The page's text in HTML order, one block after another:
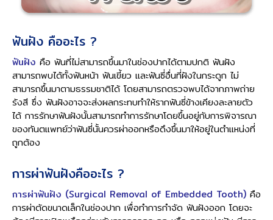
ฟันฝัง คืออะไร ?
ฟันฝัง คือ ฟันที่ไม่สามารถขึ้นมาในช่องปากได้ตามปกติ ฟันฝัง
สามารถพบได้ทั้งฟันหน้า ฟันเขี้ยว และฟันซี่อื่นที่ฝังในกระดูก ไม่
สามารถขึ้นมาตามธรรมชาติได้ โดยสามารถตรวจพบได้จากภาพถ่าย
รังสี ซึ่ง ฟันฝังอาจจะส่งผลกระทบทำให้รากฟันซี่ข้างเคียงละลายตัว
ได้ การรักษาฟันฝังนั้นสามารถทำการรักษาโดยขึ้นอยู่กับการพิจารณา
ของทันตแพทย์ว่าฟันซี่นั้นควรผ่าออกหรือดึงขึ้นมาให้อยู่ในตำแหน่งที่
ถูกต้อง
การผ่าฟันฝังคืออะไร ?
การผ่าฟันฝัง (Surgical Removal of Embedded Tooth) คือ
การผ่าตัดขนาดเล็กในช่องปาก เพื่อทำการกำจัด ฟันฝังออก โดยจะ